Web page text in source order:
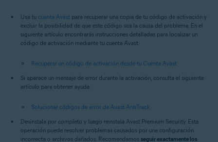
Usa tu cuenta Avast para recuperar una copia de tu código de activación y
excluir la posibilidad de que este código sea la causa del problema. En el
siguiente artículo encontrarás instrucciones detalladas para localizar un
código de activación mediante tu cuenta Avast:
Recuperar un código de activación desde tu Cuenta Avast
Si aparece un mensaje de error durante la activación, consulta el siguiente
artículo para obtener ayuda:
Solucionar códigos de error de Avast AntiTrack
Desinstala por completo y luego reinstala Avast Premium Security. Esta
operación puede resolver problemas causados por una configuración
incorrecta o archivos dañados. Recomendamos seguir exactamente los